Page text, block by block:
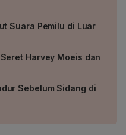
Suara Pemilu di Luar
Harvey Moeis dan
Sebelum Sidang di